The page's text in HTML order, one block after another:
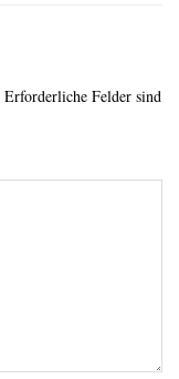
Erforderliche Felder sind